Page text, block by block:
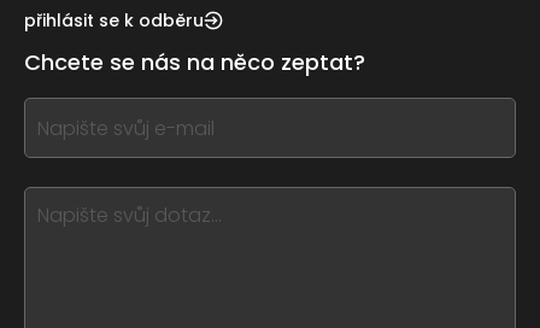
this,
this
form
field
blank
přihlásit se k odběru
Chcete se nás na něco zeptat?
If
you
this,
leave